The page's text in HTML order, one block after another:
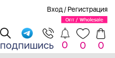
Вход / Регистрация
подпишись 0 0 0